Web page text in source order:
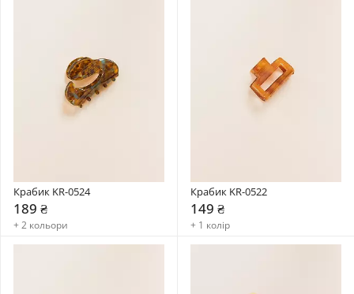
Крабик KR-0524
189 ₴
+ 2 кольори
Крабик KR-0522
149 ₴
+ 1 колір